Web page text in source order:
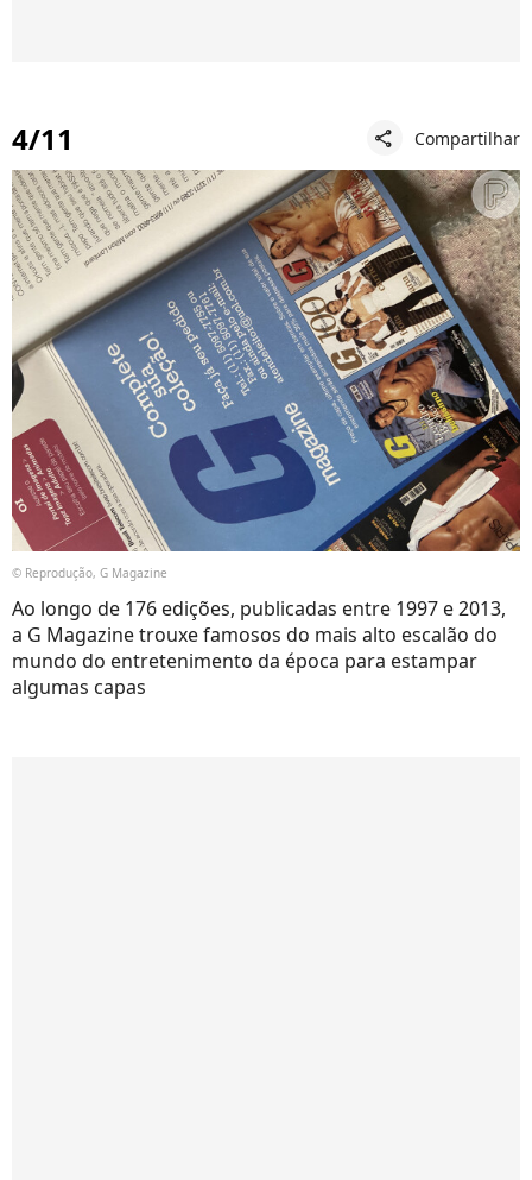
4/11 share Compartilhar
© Reprodução, G Magazine
Ao longo de 176 edições, publicadas entre 1997 e 2013,
a G Magazine trouxe famosos do mais alto escalão do
mundo do entretenimento da época para estampar
algumas capas